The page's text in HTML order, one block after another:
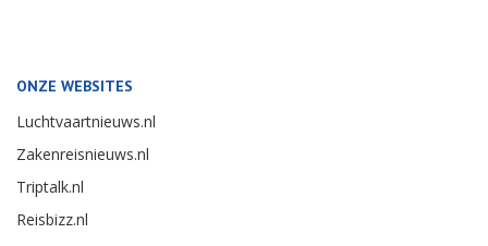
ONZE WEBSITES
Luchtvaartnieuws.nl
Zakenreisnieuws.nl
Triptalk.nl
Reisbizz.nl